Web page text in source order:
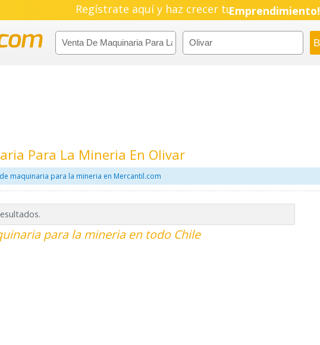
Regístrate aquí y haz crecer tuEmprendimiento!
Para La Mineria En Olivar
maquinaria para la mineria en Mercantil.com
para la mineria en todo Chile